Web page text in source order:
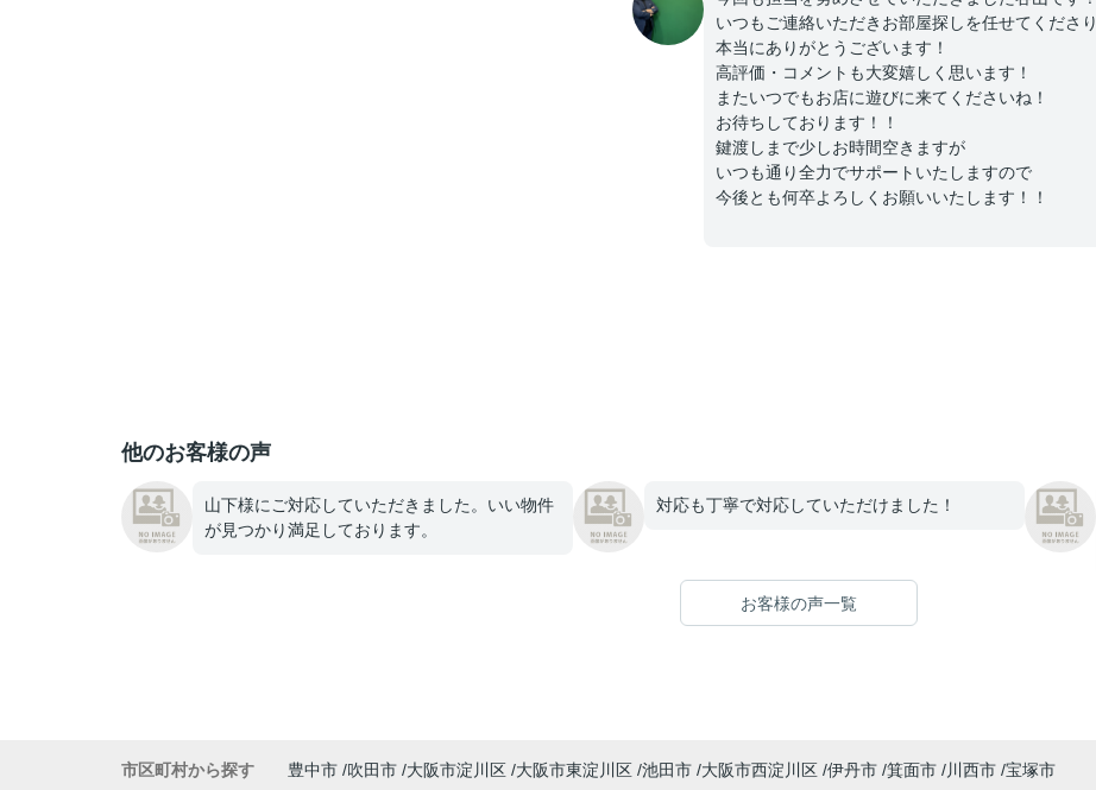
いつもご連絡いただきお部屋探しを任せてくださり
本当にありがとうございます！
高評価・コメントも大変嬉しく思います！
またいつでもお店に遊びに来てくださいね！
お待ちしております！！
鍵渡しまで少しお時間空きますが
いつも通り全力でサポートいたしますので
今後とも何卒よろしくお願いいたします！！
他のお客様の声
山下様にご対応していただきました。いい物件
が見つかり満足しております。
対応も丁寧で対応していただけました！
お客様の声一覧
市区町村から探す 豊中市 吹田市 大阪市淀川区 大阪市東淀川区 池田市 大阪市西淀川区 伊丹市 箕面市 川西市 宝塚市